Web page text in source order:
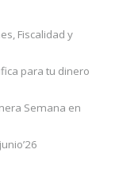
Fiscalidad y
para tu dinero
Semana en